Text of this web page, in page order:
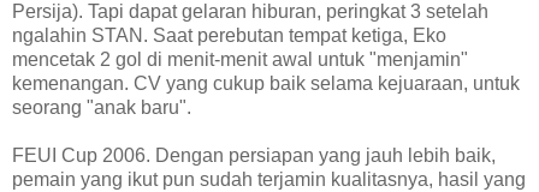
Persija). Tapi dapat gelaran hiburan, peringkat 3 setelah
ngalahin STAN. Saat perebutan tempat ketiga, Eko
mencetak 2 gol di menit-menit awal untuk "menjamin"
kemenangan. CV yang cukup baik selama kejuaraan, untuk
seorang "anak baru".
FEUI Cup 2006. Dengan persiapan yang jauh lebih baik,
pemain yang ikut pun sudah terjamin kualitasnya, hasil yang